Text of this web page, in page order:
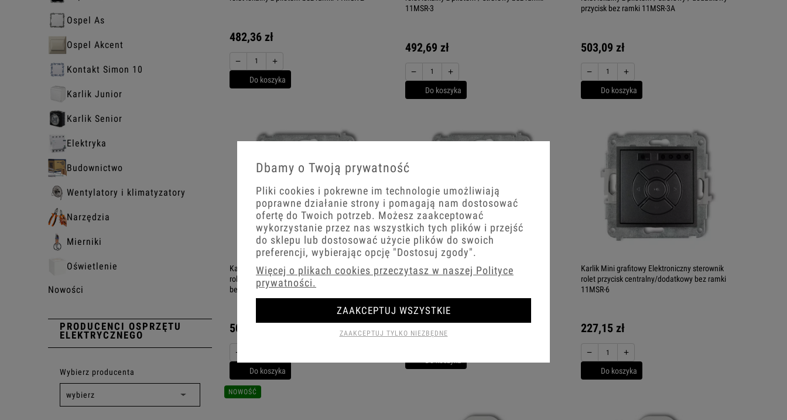
Ospel As
Ospel Akcent
Kontakt Simon 10
Karlik Junior
Karlik Senior
Elektryka
Budownictwo
Wentylatory i klimatyzatory
Narzędzia
Mierniki
Oświetlenie
Nowości
PRODUCENCI OSPRZĘTU
ELEKTRYCZNEGO
Wybierz producenta
482,36 zł
− +
Do koszyka
11MSR-3
492,69 zł
− +
Do koszyka
przycisk bez ramki 11MSR-3A
503,09 zł
− +
Do koszyka
Karlik Mini grafitowy Elektroniczny sterownik
rolet lokalny z pilotem / strefowy i podstrefowy
bez ramki 11MSR-4
509,31 zł
−
Do koszyka
Karlik Mini grafitowy Elektroniczny sterownik
rolet przycisk strefowy bez ramki 11MSR-5
217,00 zł
Do koszyka
Karlik Mini grafitowy Elektroniczny sterownik
rolet przycisk centralny/dodatkowy bez ramki
11MSR-6
227,15 zł
− +
Do koszyka
NOWOŚĆ
Dbamy o Twoją prywatność
Pliki cookies i pokrewne im technologie umożliwiają
poprawne działanie strony i pomagają nam dostosować
ofertę do Twoich potrzeb. Możesz zaakceptować
wykorzystanie przez nas wszystkich tych plików i przejść
do sklepu lub dostosować użycie plików do swoich
preferencji, wybierając opcję "Dostosuj zgody".
Więcej o plikach cookies przeczytasz w naszej Polityce
prywatności.
ZAAKCEPTUJ TYLKO NIEZBĘDNE
ZAAKCEPTUJ WSZYSTKIE